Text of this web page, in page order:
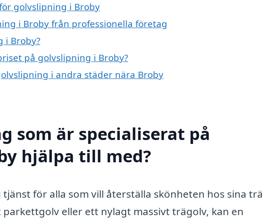
golvslipning i Broby
i Broby från professionella företag
i Broby?
på golvslipning i Broby?
i andra städer nära Broby
som är specialiserat på
hjälpa till med?
för alla som vill återställa skönheten hos sina
eller ett nylagt massivt trägolv, kan en